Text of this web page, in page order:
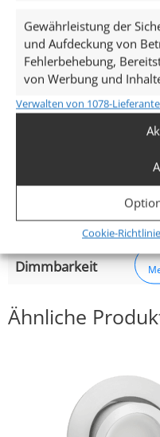
Gewährleistung der
und Aufdeckung von
Fehlerbehebung,
von Werbung und
Verwalten von 1078-
Cookie-Richtlinie
Lochausschnitt Ø
68–78mm
Spannung (V)
AC 230V
Dimmbarkeit
Abstrahlwinkel
120° Milchglas
Lichtstrom (Lumen)
Ähnliche